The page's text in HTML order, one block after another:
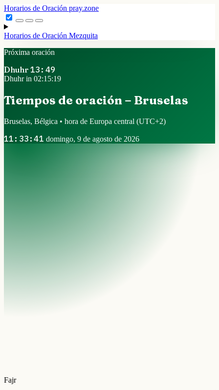
Horarios de Oración pray.zone
Horarios de Oración Mezquita
Próxima oración
Dhuhr 13:49
Dhuhr in 02:15:18
Tiempos de oración – Bruselas
Bruselas, Bélgica • hora de Europa central (UTC+2)
11:33:42 domingo, 9 de agosto de 2026
Fajr